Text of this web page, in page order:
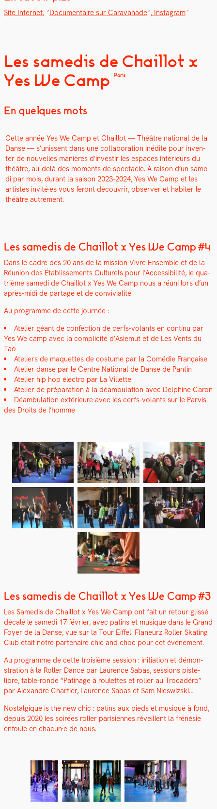
Site Inter­net, Doc­u­men­taire sur Car­a­vanade , Insta­gram
Les samedis de Chaillot x
Yes We Camp
Paris
En quelques mots
Cette année Yes We Camp et Chail­lot — Théâtre nation­al de la
Danse — s’unissent dans une col­lab­o­ra­tion inédite pour inven­
ter de nou­velles manières d’investir les espaces intérieurs du
théâtre, au-delà des moments de spec­ta­cle. À rai­son d’un same­
di par mois, durant la sai­son 2023–2024, Yes We Camp et les
artistes invité·es vous fer­ont décou­vrir, observ­er et habiter le
théâtre autrement.
Les samedis de Chaillot x Yes We Camp #4
Dans le cadre des 20 ans de la mis­sion Vivre Ensem­ble et de la
Réu­nion des Étab­lisse­ments Cul­turels pour l’Accessibilité, le qua­
trième same­di de Chail­lot x Yes We Camp nous a réu­ni lors d’un
après-midi de partage et de con­vivi­al­ité.
Au pro­gramme de cette journée :
Ate­lier géant de con­fec­tion de cerfs-volants en con­tinu par
Yes We camp avec la com­plic­ité d’Asiemut et de Les Vents du
Tao
Ate­liers de maque­ttes de cos­tume par la Comédie Française
Ate­lier danse par le Cen­tre Nation­al de Danse de Pan­tin
Ate­lier hip hop élec­tro par La Vil­lette
Ate­lier de pré­pa­ra­tion à la déam­bu­la­tion avec Del­phine Caron
Déam­bu­la­tion extérieure avec les cerfs-volants sur le Parvis
des Droits de l’homme
Les samedis de Chaillot x Yes We Camp #3
Les Samedis de Chail­lot x Yes We Camp ont fait un retour glis­sé
décalé le same­di 17 févri­er, avec patins et musique dans le Grand
Foy­er de la Danse, vue sur la Tour Eif­fel. Fla­neurz Roller Skat­ing
Club était notre parte­naire chic and choc pour cet événe­ment.
Au pro­gramme de cette troisième ses­sion : ini­ti­a­tion et démon­
stra­tion à la Roller Dance par Lau­rence Sabas, ses­sions piste-
libre, table-ronde “Pati­nage à roulettes et roller au Tro­cadéro”
par Alexan­dre Charti­er, Lau­rence Sabas et Sam Nieswiz­s­ki…
Nos­tal­gique is the new chic : patins aux pieds et musique à fond,
depuis 2020 les soirées roller parisi­ennes réveil­lent la frénésie
enfouie en chacun·e de nous.